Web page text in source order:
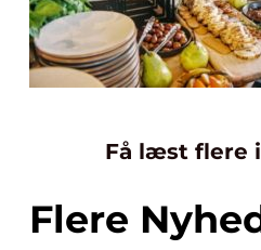
Få læst flere
Flere